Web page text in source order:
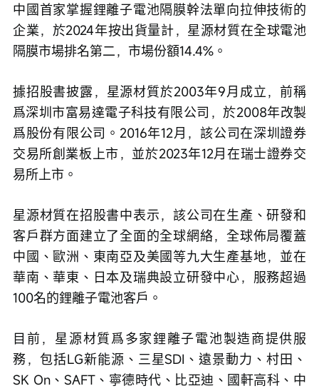
中國首家掌握鋰離子電池隔膜幹法單向拉伸技術的
企業，於2024年按出貨量計，星源材質在全球電池
隔膜市場排名第二，市場份額14.4%。
據招股書披露，星源材質於2003年9月成立，前稱
爲深圳市富易達電子科技有限公司，於2008年改製
爲股份有限公司。2016年12月，該公司在深圳證券
交易所創業板上市，並於2023年12月在瑞士證券交
易所上市。
星源材質在招股書中表示，該公司在生產、研發和
客戶群方面建立了全面的全球網絡，全球佈局覆蓋
中國、歐洲、東南亞及美國等九大生產基地，並在
華南、華東、日本及瑞典設立研發中心，服務超過
100名的鋰離子電池客戶。
目前，星源材質爲多家鋰離子電池製造商提供服
務，包括LG新能源、三星SDI、遠景動力、村田、
SK On、SAFT、寧德時代、比亞迪、國軒高科、中